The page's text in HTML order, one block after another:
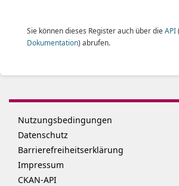
Sie können dieses Register auch über die API
Dokumentation) abrufen.
Nutzungsbedingungen
Datenschutz
Barrierefreiheitserklärung
Impressum
CKAN-API